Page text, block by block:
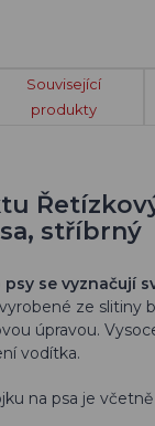
Související
produkty
stříbrný
se vyznačují
ze slitiny
úpravou.
vodítka.
na psa je včetně